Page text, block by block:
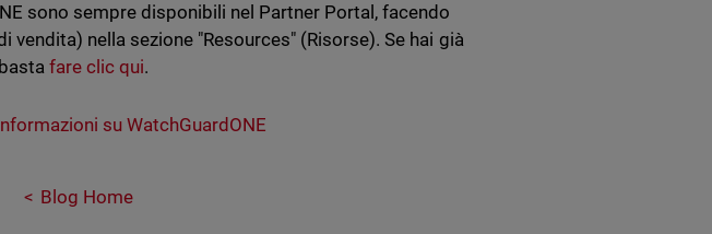
sono sempre disponibili nel Partner Portal, facendo
nella sezione "Resources" (Risorse). Se hai già
fare clic qui.
su WatchGuardONE
Blog Home